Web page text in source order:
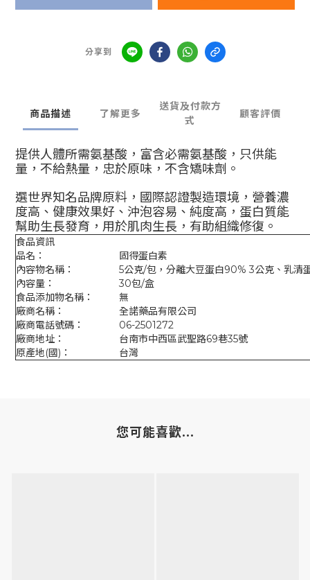
分享到
商品描述 了解更多
送貨及付款方
式
顧客評價
提供人體所需氨基酸，富含必需氨基酸，只供能
量，不給熱量，忠於原味，不含矯味劑。
選世界知名品牌原料，國際認證製造環境，營養濃
度高、健康效果好、沖泡容易、純度高，蛋白質能
幫助生長發育，用於肌肉生長，有助組織修復。
食品資訊
品名：
固得蛋白素
內容物名稱：
5公克/包，分離大豆蛋白90% 3公克、乳清
內容量：
30包/盒
食品添加物名稱：
無
廠商名稱：
全諾藥品有限公司
廠商電話號碼：
06-2501272
廠商地址：
台南市中西區武聖路69巷35號
原產地(國)：
台灣
您可能喜歡...